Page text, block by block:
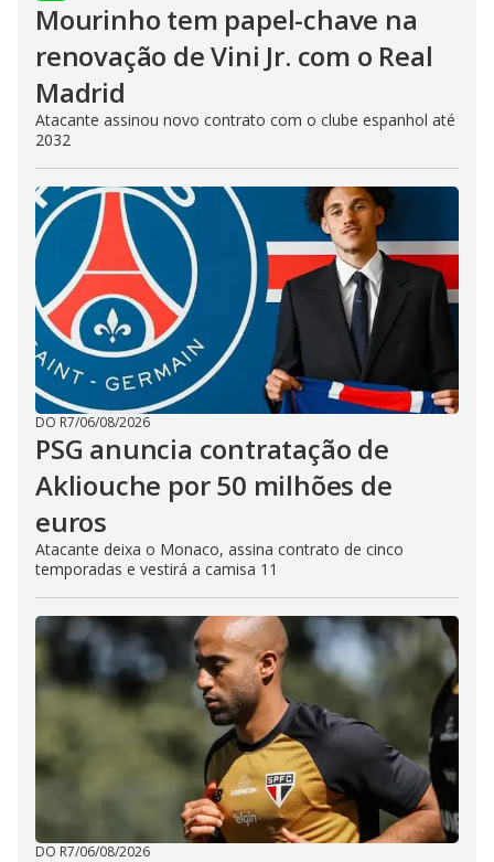
Mourinho tem papel-chave na
renovação de Vini Jr. com o Real
Madrid
Atacante assinou novo contrato com o clube espanhol até
2032
DO R7/06/08/2026
PSG anuncia contratação de
Akliouche por 50 milhões de
euros
Atacante deixa o Monaco, assina contrato de cinco
temporadas e vestirá a camisa 11
DO R7/06/08/2026